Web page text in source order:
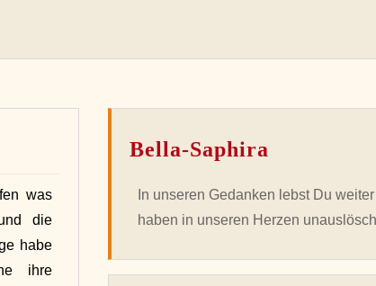
was
die
habe
ihre
Bella-Saphira
In unseren Gedanken lebst Du
haben in unseren Herzen